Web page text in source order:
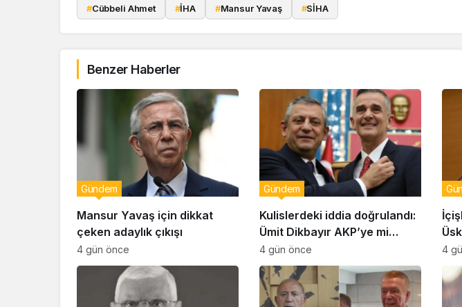
#Cübbeli Ahmet #İHA #Mansur Yavaş #SİHA
Benzer Haberler
Mansur Yavaş için dikkat
çeken adaylık çıkışı
Gündem
4 gün önce
Kulislerdeki iddia doğrulandı:
Ümit Dikbayır AKP’ye mi
geçiyor!
Gündem
4 gün önce 4